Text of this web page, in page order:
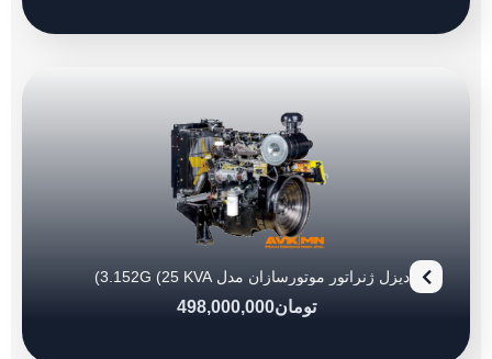
دیزل ژنراتور موتورسازان مدل 3.152G (25 KVA)
تومان498,000,000